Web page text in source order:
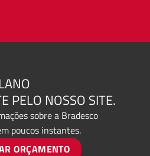
PELO NOSSO SITE.
sobre a Bradesco
poucos instantes.
ORÇAMENTO